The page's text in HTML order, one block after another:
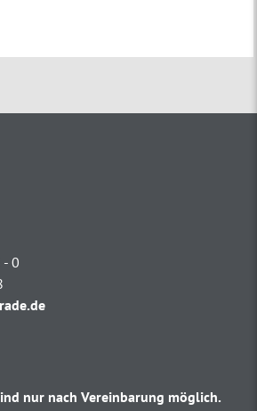
0
nur nach Vereinbarung möglich.